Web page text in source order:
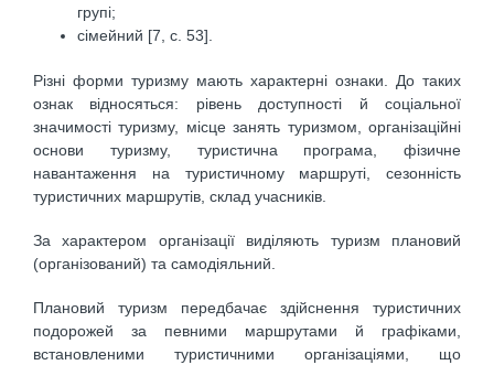
групі;
сімейний [7, c. 53].
Різні форми туризму мають характерні ознаки. До таких
ознак відносяться: рівень доступності й соціальної
значимості туризму, місце занять туризмом, організаційні
основи туризму, туристична програма, фізичне
навантаження на туристичному маршруті, сезонність
туристичних маршрутів, склад учасників.
За характером організації виділяють туризм плановий
(організований) та самодіяльний.
Плановий туризм передбачає здійснення туристичних
подорожей за певними маршрутами й графіками,
встановленими туристичними організаціями, що